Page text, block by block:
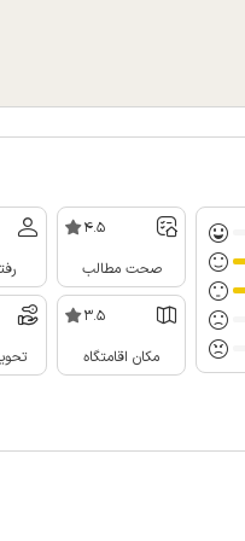
4.5
صحت مطالب
3.5
مکان اقامتگاه